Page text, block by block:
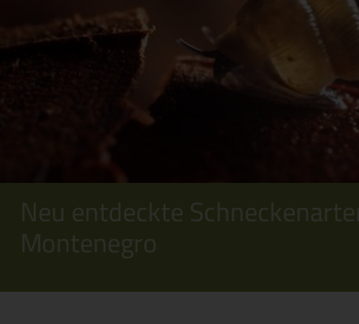
Neu entdeckte
Montenegro